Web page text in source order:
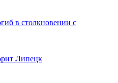
в столкновении с
Липецк